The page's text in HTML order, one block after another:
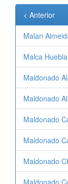
< Anterior
Malan
Malca
Maldonado
Maldonado
Maldonado
Maldonado
Maldonado
Maldonado